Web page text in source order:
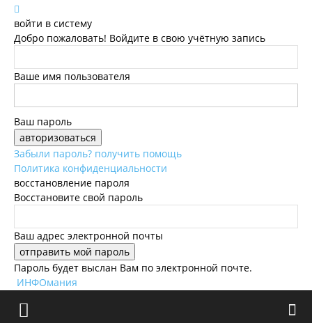
войти в систему
Добро пожаловать! Войдите в свою учётную запись
Ваше имя пользователя
Ваш пароль
Забыли пароль? получить помощь
Политика конфиденциальности
восстановление пароля
Восстановите свой пароль
Ваш адрес электронной почты
Пароль будет выслан Вам по электронной почте.
ИНФОмания